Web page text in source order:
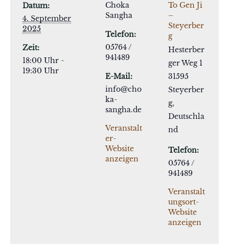
Datum:
4. September
2025
Zeit:
18:00 Uhr -
19:30 Uhr
To Gen Ji
–
Steyerber
g
Hesterber
ger Weg 1
31595
Steyerber
g,
Deutschla
nd
Telefon:
05764 /
941489
Veranstalt
ungsort-
Website
anzeigen
Choka
Sangha
Telefon:
05764 /
941489
E-Mail:
info@cho
ka-
sangha.de
Veranstalt
er-
Website
anzeigen